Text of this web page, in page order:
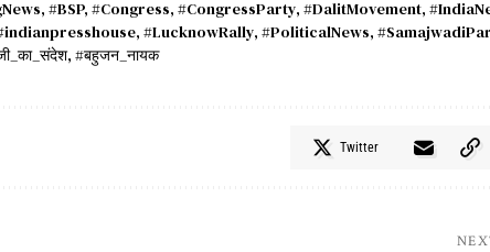
, #BSP, #Congress, #CongressParty, #DalitMovement,
, #LucknowRally, #PoliticalNews,
, #बहुजन_नायक
Twitter